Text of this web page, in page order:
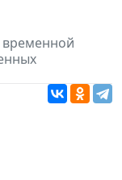
временной